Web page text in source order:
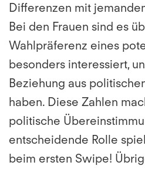
Differenzen mit
Bei den Frauen sind es
Wahlpräferenz eines
besonders interessiert,
Beziehung aus
haben. Diese Zahlen
politische
entscheidende Rolle
beim ersten Swipe!